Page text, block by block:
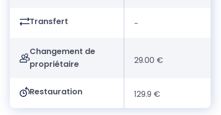
Transfert -
Changement de
propriétaire
29.00 €
Restauration 129.9 €